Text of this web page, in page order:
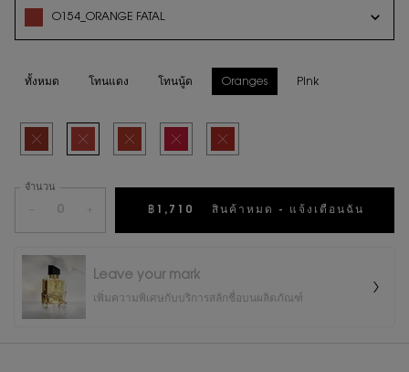
O154_ORANGE FATAL
สินค้าหมดแล้วค่ะ O154_ORANGE FATAL
ทั้งหมด โทนแดง โทนนู้ด Oranges Pink
Selected
สินค้าหมดแล้วค่ะ
Selected
สินค้าหมดแล้วค่ะ
Selected
สินค้าหมดแล้วค่ะ
Selected
สินค้าหมดแล้วค่ะ
Selected
สินค้าหมดแล้วค่ะ
จำนวน
+ ฿1,710 สินค้าหมด - แจ้งเตือนฉัน
Leave your mark
เพิ่มความพิเศษกับบริการสลักชื่อบนผลิตภัณฑ์